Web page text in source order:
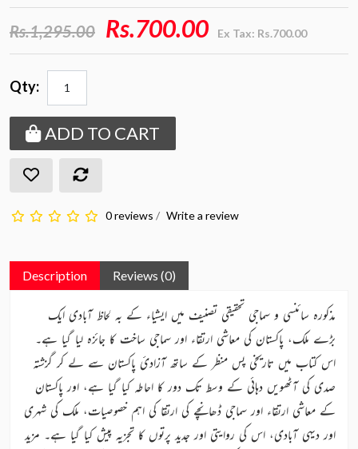
Rs.1,295.00 Rs.700.00 Ex Tax: Rs.700.00
Qty:
ADD TO CART
0 reviews / Write a review
Description Reviews (0)
مذکورہ سائنسی و سماجی تحقیقی تصنیف میں ایشیاء کے بہ لحاظ آبادی ایک
بڑے ملک، پاکستان کی معاشی ارتقاء اور سماجی ساخت کا جائزہ لیا گیا ہے۔
اس کتاب میں تاریخی پس منظر کے ساتھ آزادیٔ پاکستان سے لے کر گزشتہ
صدی کی آٹھویں دہائی کے وسط تک دور کا احاطہ کیا گیا ہے، اور پاکستان
کے معاشی ارتقاء اور سماجی ڈھانچے کی ارتقا کی اہم خصوصیات، ملک کی شہری
اور دیہی آبادی، اس کی روایتی اور جدید پرتوں کا تجزیہ پیش کیا گیا ہے۔ مزید